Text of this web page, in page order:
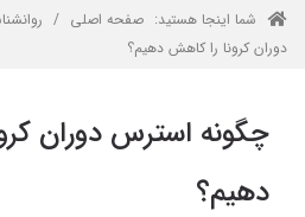
شما اینجا هستید: صفحه اصلی /
دوران کرونا را کاهش دهیم؟
چگونه استرس دوران
دهیم؟